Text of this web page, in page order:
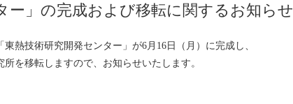
ー」の完成および移転に関するお知らせ
熱技術研究開発センター」が6月16日（月）に完成し、
を移転しますので、お知らせいたします。